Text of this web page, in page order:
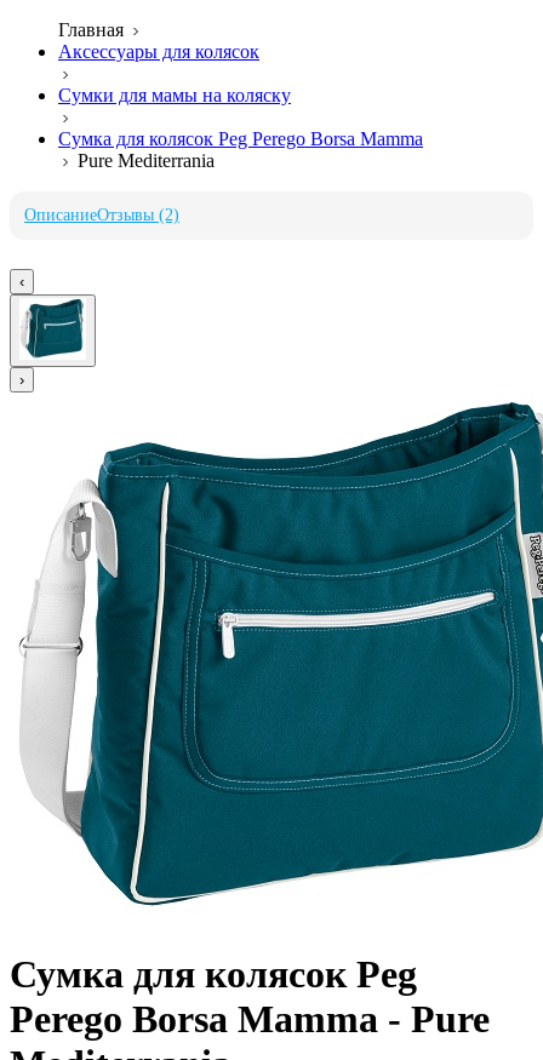
Главная
Аксессуары для колясок
Сумки для мамы на коляску
Сумка для колясок Peg Perego Borsa Mamma
Pure Mediterrania
ОписаниеОтзывы (2)
‹
›
Сумка для колясок Peg
Perego Borsa Mamma - Pure